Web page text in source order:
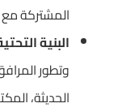
المشتركة مع
البنية
وتطور
الحديثة،